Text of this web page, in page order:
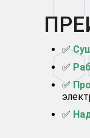
✅
✅
✅
✅